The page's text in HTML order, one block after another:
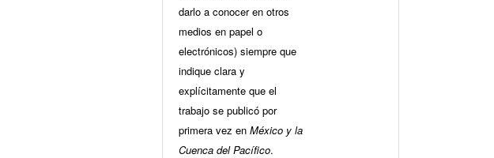
darlo a conocer en otros
medios en papel o
electrónicos) siempre que
indique clara y
explícitamente que el
trabajo se publicó por
primera vez en México y la
Cuenca del Pacífico.